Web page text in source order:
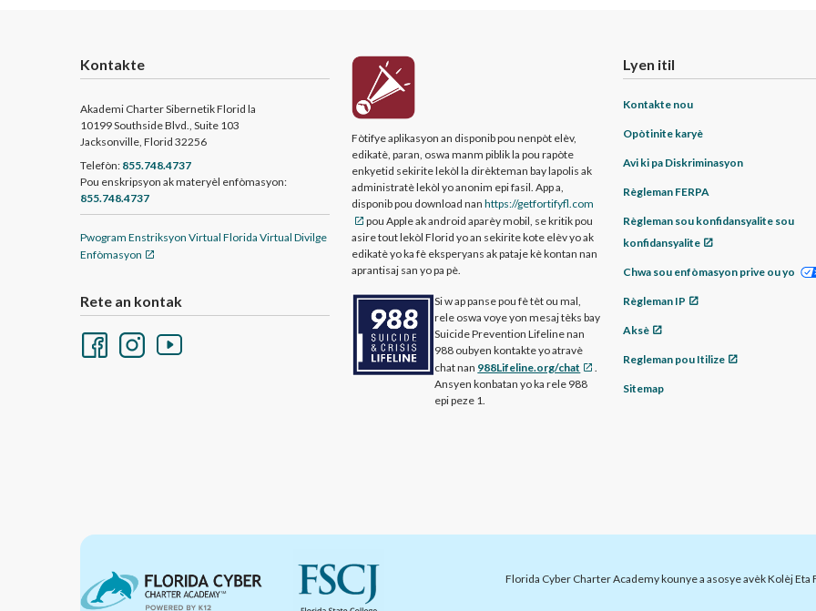
Kontakte
Akademi Charter Sibernetik Florid la
10199 Southside Blvd., Suite 103
Jacksonville, Florid 32256
Telefòn: 855.748.4737
Pou enskripsyon ak materyèl enfòmasyon:
855.748.4737
Pwogram Enstriksyon Virtual Florida Virtual Divilge
Enfòmasyon
Rete an kontak
Fòtifye aplikasyon an disponib pou nenpòt elèv,
edikatè, paran, oswa manm piblik la pou rapòte
enkyetid sekirite lekòl la dirèkteman bay lapolis ak
administratè lekòl yo anonim epi fasil. App a,
disponib pou download nan https://getfortifyfl.com
pou Apple ak android aparèy mobil, se kritik pou
asire tout lekòl Florid yo an sekirite kote elèv yo ak
edikatè yo ka fè eksperyans ak pataje kè kontan nan
aprantisaj san yo pa pè.
Si w ap panse pou fè tèt ou mal,
rele oswa voye yon mesaj tèks bay
Suicide Prevention Lifeline nan
988 oubyen kontakte yo atravè
chat nan 988Lifeline.org/chat
.
Ansyen konbatan yo ka rele 988
epi peze 1.
Lyen itil
Kontakte nou
Opòtinite karyè
Avi ki pa Diskriminasyon
Règleman FERPA
Règleman sou konfidansyalite sou
konfidansyalite
Chwa sou enfòmasyon prive ou yo
Règleman IP
Aksè
Regleman pou Itilize
Sitemap
Florida Cyber Charter Academy kounye a asosye avèk Kolèj